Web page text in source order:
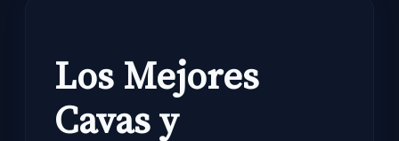
Los Mejores
Cavas y